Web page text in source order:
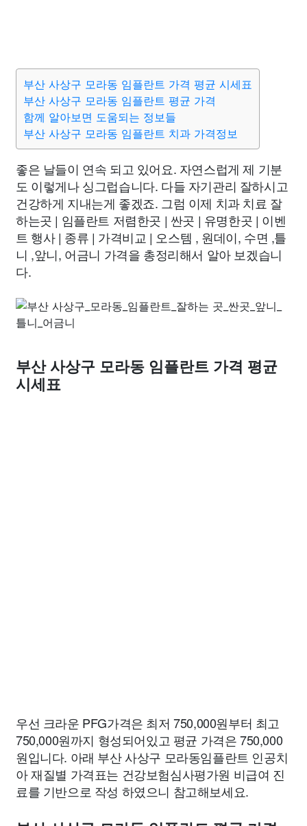
부산 사상구 모라동 임플란트 가격 평균 시세표
부산 사상구 모라동 임플란트 평균 가격
함께 알아보면 도움되는 정보들
부산 사상구 모라동 임플란트 치과 가격정보
좋은 날들이 연속 되고 있어요. 자연스럽게 제 기분
도 이렇게나 싱그럽습니다. 다들 자기관리 잘하시고
건강하게 지내는게 좋겠죠. 그럼 이제 치과 치료 잘
하는곳 | 임플란트 저렴한곳 | 싼곳 | 유명한곳 | 이벤
트 행사 | 종류 | 가격비교 | 오스템 , 원데이, 수면 ,틀
니 ,앞니, 어금니 가격을 총정리해서 알아 보겠습니
다.
부산 사상구 모라동 임플란트 가격 평균
시세표
우선 크라운 PFG가격은 최저 750,000원부터 최고
750,000원까지 형성되어있고 평균 가격은 750,000
원입니다. 아래 부산 사상구 모라동임플란트 인공치
아 재질별 가격표는 건강보험심사평가원 비급여 진
료를 기반으로 작성 하였으니 참고해보세요.